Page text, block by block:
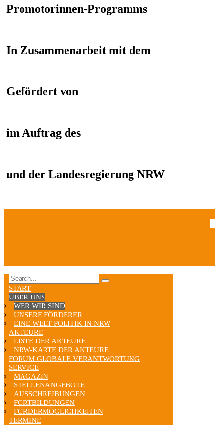
Promotorinnen-Programms
In Zusammenarbeit mit dem
Gefördert von
im Auftrag des
und der Landesregierung NRW
START
ÜBER UNS
WER WIR SIND
UNSERE FÖRDERER
EINE WELT POLITIK IN NRW
AKTEURE
LISTE DER AKTEURE
NRW-KARTE DER AKTEURE
FORUM GLOBALE VERANTWORTUNG
SERVICE
MAGAZIN
STELLENANGEBOTE
AUSSCHREIBUNGEN
FORTBILDUNGEN
FÖRDERMÖGLICHKEITEN
TERMINE